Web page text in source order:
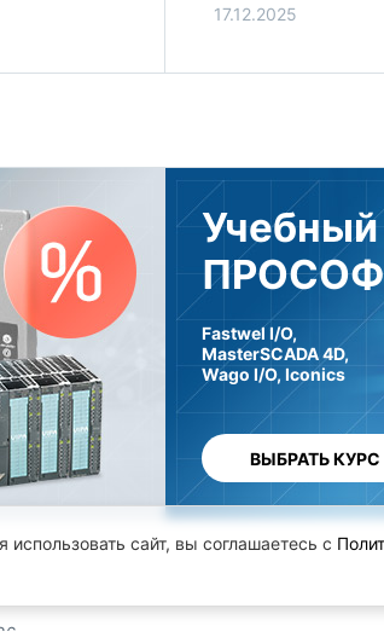
17.12.2025
Fastwel I/O,
MasterSCADA 4D,
Wago I/O, Iconics
ВЫБРАТЬ КУРС
сайт, вы соглашаетесь с